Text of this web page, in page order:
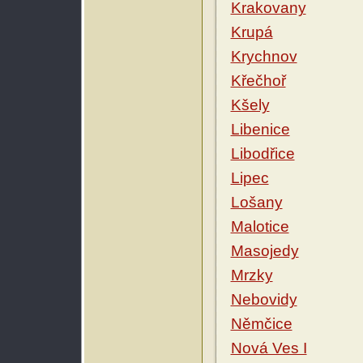
Krakovany
Krupá
Krychnov
Křečhoř
Kšely
Libenice
Libodřice
Lipec
Lošany
Malotice
Masojedy
Mrzky
Nebovidy
Němčice
Nová Ves I